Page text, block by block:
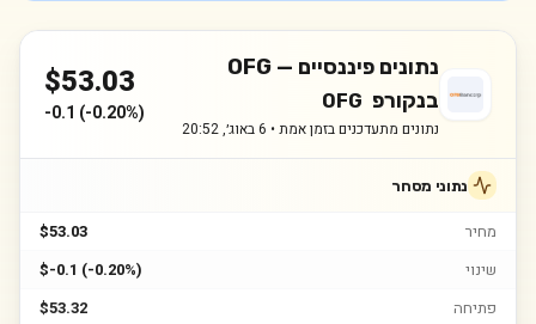
נתונים פיננסיים — OFG
בנקורפ OFG
נתונים מתעדכנים בזמן אמת • 6 באוג׳, 20:52
$53.03
-0.1 (-0.20%)
נתוני מסחר
מחיר
$53.03
שינוי
$-0.1 (-0.20%)
פתיחה
$53.32